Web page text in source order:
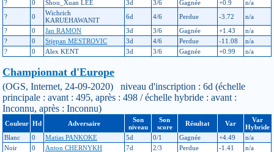
?
0 Shou_Xuan LEE 3d 3/6 Gagnée +0.9
n/a
?
0
Wichrich
KARUEHAWANIT
6d 4/6 Perdue -3.72
n/a
?
0 Jan RAMON 3d 3/6 Gagnée +1.43
n/a
?
0 Stjepan MESTROVIC 3d 4/6 Perdue -11.08
n/a
?
0 Alex KENT 3d 3/6 Gagnée +0.99 n/a
Championnat d'Europe
(OGS, Internet, 24-09-2020) niveau d'inscription : 6d (échelle
principale : avant : 495, après : 498 / échelle hybride : avant :
Inconnu, après : Inconnu)
Couleur Hd Adversaire
Son
niveau
Son
score
Résultat Var
Var
Hybride
Blanc
0 Matias PANKOKE 5d 0/1 Gagnée +4.49
n/a
Noir
0 Anton CHERNYKH 7d 2/3 Perdue -1.41 n/a